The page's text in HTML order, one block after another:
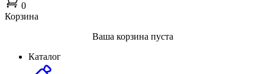
0
Корзина
Ваша корзина пуста
Каталог